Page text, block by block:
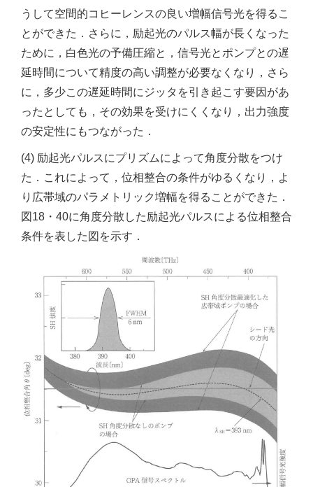
うして空間的コヒーレンスの良い増幅信号光を得るこ
とができた．さらに，励起光のパルス幅が長くなった
ために，白色光の予備圧縮と，信号光とポンプとの遅
延時間について精度の高い調整が必要なくなり，さら
に，多少この遅延時間にジッタを引き起こす要因があ
ったとしても，その効果を受けにくくなり，出力強度
の安定性にもつながった．
(4) 励起光パルスにプリズムによって角度分散をつけ
た．これによって，位相整合の条件がゆるくなり，よ
り広帯域のパラメトリック増幅を得ることができた．
図18・40に角度分散した励起光パルスによる位相整合
条件を表した図を示す．